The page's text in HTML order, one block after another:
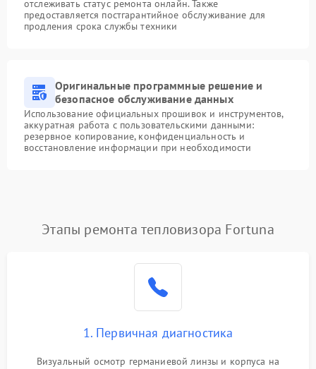
отслеживать статус ремонта онлайн. Также
предоставляется постгарантийное обслуживание для
продления срока службы техники
Оригинальные программные решение и
безопасное обслуживание данных
Использование официальных прошивок и инструментов,
аккуратная работа с пользовательскими данными:
резервное копирование, конфиденциальность и
восстановление информации при необходимости
Этапы ремонта тепловизора Fortuna
1. Первичная диагностика
Визуальный осмотр германиевой линзы и корпуса на